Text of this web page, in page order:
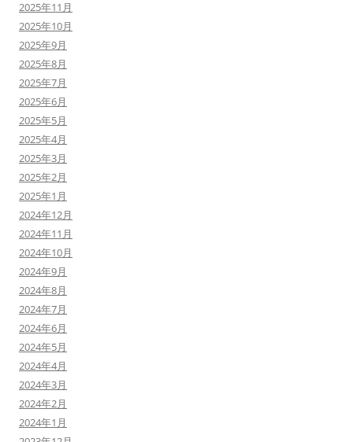
2025年11月
2025年10月
2025年9月
2025年8月
2025年7月
2025年6月
2025年5月
2025年4月
2025年3月
2025年2月
2025年1月
2024年12月
2024年11月
2024年10月
2024年9月
2024年8月
2024年7月
2024年6月
2024年5月
2024年4月
2024年3月
2024年2月
2024年1月